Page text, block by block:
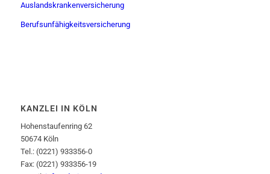
Auslandskrankenversicherung
Berufsunfähigkeitsversicherung
KANZLEI IN KÖLN
Hohenstaufenring 62
50674 Köln
Tel.: (0221) 933356-0
Fax: (0221) 933356-19